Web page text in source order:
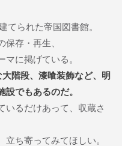
てられた帝国図書館。
存・再生、
に掲げている。
階段、漆喰装飾など、明
でもあるのだ。
いるだけあって、収蔵さ
立ち寄ってみてほしい。